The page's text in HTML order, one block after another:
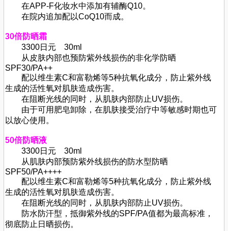
在APP-F化妆水中添加有辅酶Q10。
在院内追加配以CoQ10而成。
30倍防晒霜
3300日元 30ml
从皮肤内部也预防紫外线损伤的非化学防晒
SPF30/PA++
配以维生素C和富勒烯等5种抗氧化成分，防止紫外线
生成的活性氧对肌肤造成伤害。
在阻断光线的同时，从肌肤内部防止UV损伤。
由于可用肥皂卸除，在肌肤接受治疗中等敏感时期也可
以放心使用。
50倍防晒液
3300日元 30ml
从肌肤内部预防紫外线损伤的防水型防晒
SPF50/PA++++
配以维生素C和富勒烯等5种抗氧化成分，防止紫外线
生成的活性氧对肌肤造成伤害。
在阻断光线的同时，从肌肤内部防止UV损伤。
防水防汗型，抵御紫外线的SPF/PA值都为最高标准，
彻底防止日晒损伤。